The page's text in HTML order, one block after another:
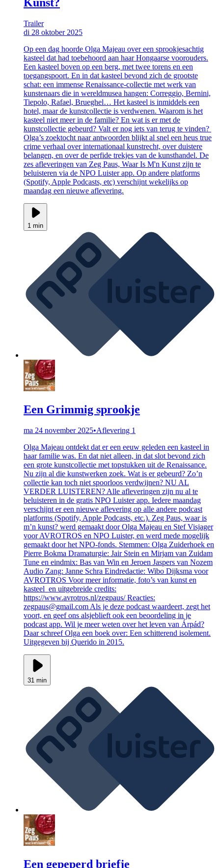
Trailer
di 28 oktober 2025
Op een dag hoorde Olga Majeau over een sprookjesachtig
kasteel dat had toebehoord aan haar Hongaarse voorouders.
Een kasteel boven op een berg, met twee torens en een
toegangspoort. En in dat kasteel bevond zich de grootste
schat: een immense Renaissance-collectie met werk van
kunstenaars die in wereldmusea hangen: Correggio, Bernini,
Tiepolo, Rafael, Brueghel… Het kasteel is inmiddels een
hotel, maar de kunstcollectie is verdwenen. Waarom is het
kasteel niet meer in de familie? En wat is er met de
kunstcollectie gebeurd? Valt er nog iets van terug te vinden?
Olga’s zoektocht naar antwoorden blijkt al snel een heus true
crime verhaal over internationaal kunstrecht, over duistere
belangen, en over de perfide trekjes van de kunsthandel. De
zes afleveringen van Zeg Paus, Waar Is M'n Kunst zijn te
beluisteren via de NPO Luister app. Op andere platforms
(Spotify, Apple Podcasts, etc) verschijnt wekelijks op
maandag een nieuwe aflevering.
1 min
Een Grimmig sprookje
ma 24 november 2025•Aflevering 1
Olga Majeau ontdekt dat er een eeuw geleden een kasteel in
haar familie was. En dat niet alleen, in dat slot bevond zich
een grote kunstcollectie met topstukken uit de Renaissance.
Nu zijn al die kunstwerken zoek. Wat is er gebeurd? Zo’n
collectie kan toch niet spoorloos verdwijnen? NU AL
VERDER LUISTEREN? Alle afleveringen zijn nu al te
beluisteren in de gratis NPO Luister app. Iedere maandag
verschijnt er een nieuwe aflevering op alle andere podcast
platforms (Spotify, Apple Podcasts, etc.). Zeg Paus, waar is
m’n kunst? werd gemaakt door Olga Majeau en Stef Visjager
voor AVROTROS en NPO Luister, en werd mede mogelijk
gemaakt door het NPO-fonds. Stemmen: Olga Zuiderhoek en
Pierre Bokma Dramaturgie: Jair Stein en Mirjam van Zuidam
Tune en eindmix: Bas van Win en Jeroen Jaspers van Nozem
Audio Zang: Janne Schra Eindredactie: Wibo Dijksma voor
AVROTROS Voor meer informatie, foto’s van kunst en
kasteel en uitgebreide credits:
https://www.avrotros.nl/zegpaus/ Reacties:
zegpaus@gmail.com Als je deze podcast waardeert, zegt het
voort, en geef ons alsjeblieft ook een beoordeling in je
podcast app. Wil je meer weten over het leven van Árpád?
Daar schreef Olga een boek over: Een schitterend isolement.
Uitgegeven bij Querido in 2015.
31 min
Een gepeperd briefje